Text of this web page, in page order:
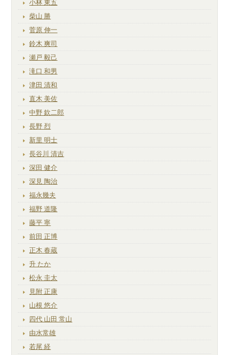
小林 東五
柴山 勝
菅原 伸一
鈴木 爽司
瀬戸 毅己
滝口 和男
津田 清和
直木 美佐
中野 欽二郎
長野 烈
新里 明士
長谷川 清吉
深田 健介
深見 陶治
福永幾夫
福野 道隆
藤平 寧
前田 正博
正木 春蔵
升 たか
松永 圭太
見附 正康
山根 悠介
四代 山田 常山
由水常雄
若尾 経